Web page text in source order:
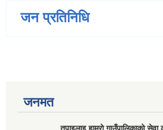
जन प्रतिनिधि
जनमत